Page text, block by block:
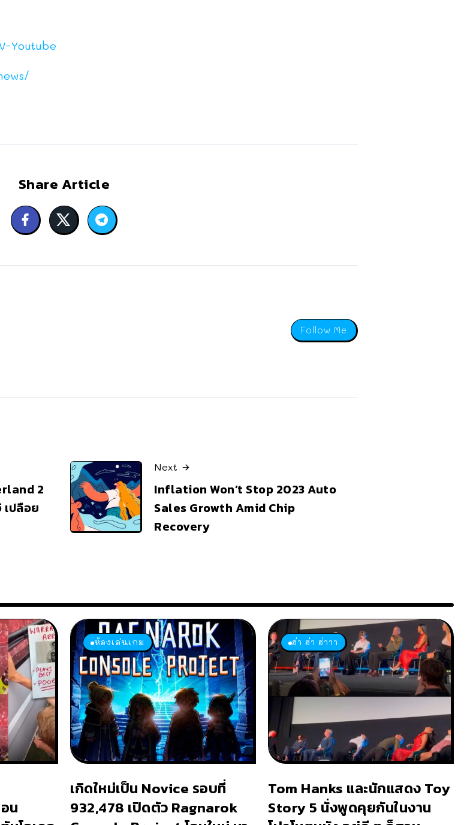
Youtube
Share Article
Follow Me
2
เปลือย
Next
Inflation Won’t Stop 2023 Auto
Sales Growth Amid Chip
Recovery
น
ห้องเล่นเกม
เกิดใหม่เป็น Novice รอบที่
932,478 เปิดตัว Ragnarok
ฮ่า ฮ่า ฮ่าาา
Tom Hanks และนักแสดง Toy
Story 5 นั่งพูดคุยกันในงาน